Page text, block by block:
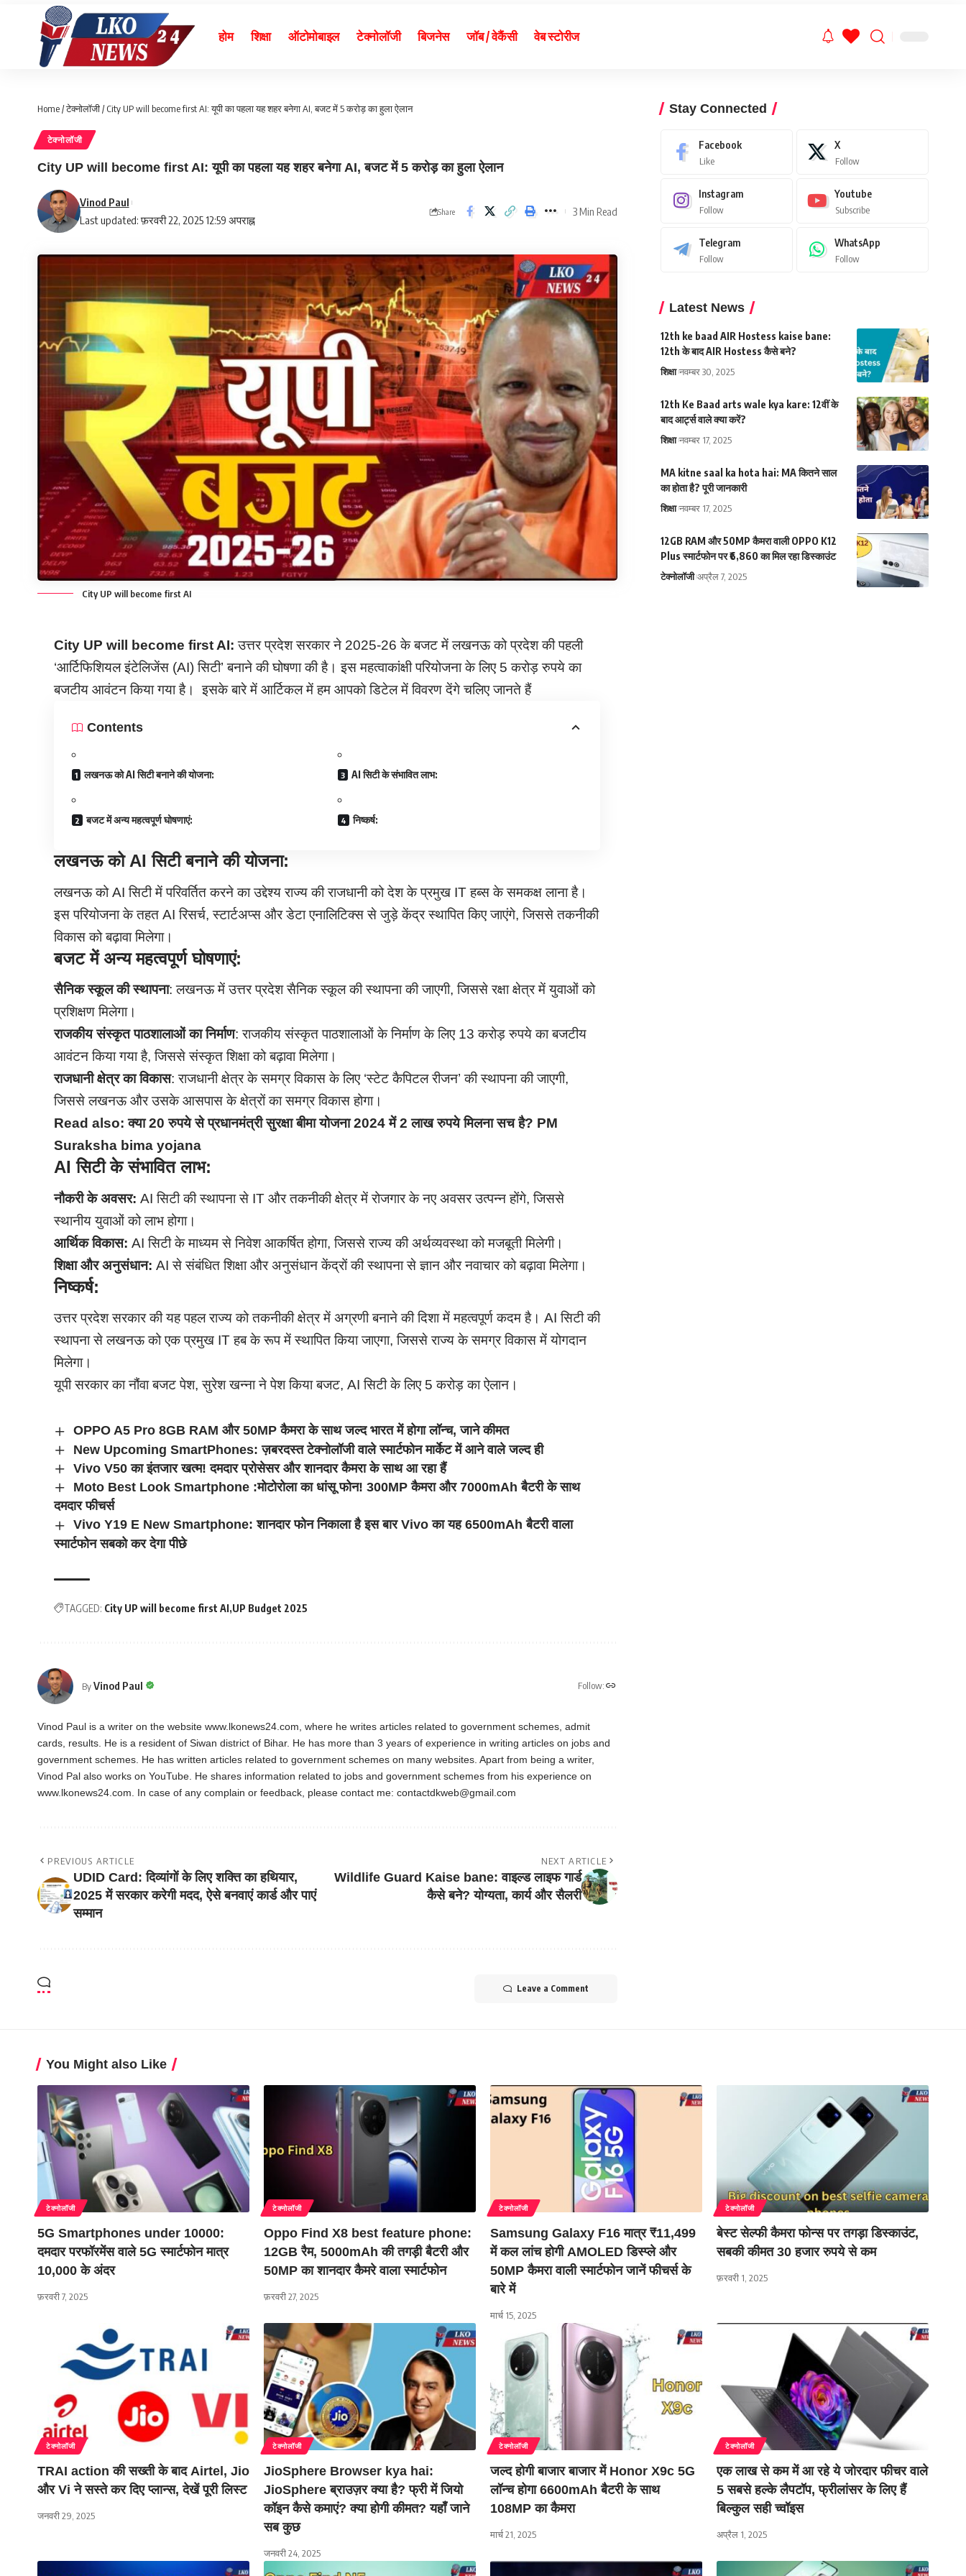
होम शिक्षा ऑटोमोबाइल टेक्नोलॉजी बिजनेस जॉब / वेकैंसी वेब स्टोरीज
Home/टेक्नोलॉजी/City UP will become first AI: यूपी का पहला यह शहर बनेगा AI, बजट में 5 करोड़ का हुला ऐलान
टेक्नोलॉजी
City UP will become first AI: यूपी का पहला यह शहर बनेगा AI, बजट में 5 करोड़ का हुला ऐलान
Last updated: फ़रवरी 22, 2025 12:59 अपराह्न
Vinod Paul
Share 3 Min Read
City UP will become first AI
City UP will become first AI:उत्तर प्रदेश सरकार ने 2025-26 के बजट में लखनऊ को प्रदेश की पहली
‘आर्टिफिशियल इंटेलिजेंस (AI) सिटी’ बनाने की घोषणा की है। इस महत्वाकांक्षी परियोजना के लिए 5 करोड़ रुपये का
बजटीय आवंटन किया गया है। इसके बारे में आर्टिकल में हम आपको डिटेल में विवरण देंगे चलिए जानते हैं
Contents
लखनऊ को AI सिटी बनाने की योजना:
बजट में अन्य महत्वपूर्ण घोषणाएं:
AI सिटी के संभावित लाभ:
निष्कर्ष:
लखनऊ को AI सिटी बनाने की योजना:
लखनऊ को AI सिटी में परिवर्तित करने का उद्देश्य राज्य की राजधानी को देश के प्रमुख IT हब्स के समकक्ष लाना है।
इस परियोजना के तहत AI रिसर्च, स्टार्टअप्स और डेटा एनालिटिक्स से जुड़े केंद्र स्थापित किए जाएंगे, जिससे तकनीकी
विकास को बढ़ावा मिलेगा।
बजट में अन्य महत्वपूर्ण घोषणाएं:
सैनिक स्कूल की स्थापना: लखनऊ में उत्तर प्रदेश सैनिक स्कूल की स्थापना की जाएगी, जिससे रक्षा क्षेत्र में युवाओं को
प्रशिक्षण मिलेगा।
राजकीय संस्कृत पाठशालाओं का निर्माण: राजकीय संस्कृत पाठशालाओं के निर्माण के लिए 13 करोड़ रुपये का बजटीय
आवंटन किया गया है, जिससे संस्कृत शिक्षा को बढ़ावा मिलेगा।
राजधानी क्षेत्र का विकास: राजधानी क्षेत्र के समग्र विकास के लिए ‘स्टेट कैपिटल रीजन’ की स्थापना की जाएगी,
जिससे लखनऊ और उसके आसपास के क्षेत्रों का समग्र विकास होगा।
Read also:क्या 20 रुपये से प्रधानमंत्री सुरक्षा बीमा योजना 2024 में 2 लाख रुपये मिलना सच है? PM
Suraksha bima yojana
AI सिटी के संभावित लाभ:
नौकरी के अवसर: AI सिटी की स्थापना से IT और तकनीकी क्षेत्र में रोजगार के नए अवसर उत्पन्न होंगे, जिससे
स्थानीय युवाओं को लाभ होगा।
आर्थिक विकास: AI सिटी के माध्यम से निवेश आकर्षित होगा, जिससे राज्य की अर्थव्यवस्था को मजबूती मिलेगी।
शिक्षा और अनुसंधान: AI से संबंधित शिक्षा और अनुसंधान केंद्रों की स्थापना से ज्ञान और नवाचार को बढ़ावा मिलेगा।
निष्कर्ष:
उत्तर प्रदेश सरकार की यह पहल राज्य को तकनीकी क्षेत्र में अग्रणी बनाने की दिशा में महत्वपूर्ण कदम है। AI सिटी की
स्थापना से लखनऊ को एक प्रमुख IT हब के रूप में स्थापित किया जाएगा, जिससे राज्य के समग्र विकास में योगदान
मिलेगा।
यूपी सरकार का नौंवा बजट पेश, सुरेश खन्ना ने पेश किया बजट, AI सिटी के लिए 5 करोड़ का ऐलान।
OPPO A5 Pro 8GB RAM और 50MP कैमरा के साथ जल्द भारत में होगा लॉन्च, जाने कीमत
New Upcoming SmartPhones: ज़बरदस्त टेक्नोलॉजी वाले स्मार्टफोन मार्केट में आने वाले जल्द ही
Vivo V50 का इंतजार खत्म! दमदार प्रोसेसर और शानदार कैमरा के साथ आ रहा हैं
Moto Best Look Smartphone :मोटोरोला का धांसू फोन! 300MP कैमरा और 7000mAh बैटरी के साथ
दमदार फीचर्स
Vivo Y19 E New Smartphone: शानदार फोन निकाला है इस बार Vivo का यह 6500mAh बैटरी वाला
स्मार्टफोन सबको कर देगा पीछे
TAGGED: City UP will become first AI UP Budget 2025
ByVinod Paul Follow:
Vinod Paul is a writer on the website www.lkonews24.com, where he writes articles related to government schemes, admit
cards, results. He is a resident of Siwan district of Bihar. He has more than 3 years of experience in writing articles on jobs and
government schemes. He has written articles related to government schemes on many websites. Apart from being a writer,
Vinod Pal also works on YouTube. He shares information related to jobs and government schemes from his experience on
www.lkonews24.com. In case of any complain or feedback, please contact me: contactdkweb@gmail.com
PREVIOUS ARTICLE
UDID Card: दिव्यांगों के लिए शक्ति का हथियार,
2025 में सरकार करेगी मदद, ऐसे बनवाएं कार्ड और पाएं
सम्मान
NEXT ARTICLE
Wildlife Guard Kaise bane: वाइल्ड लाइफ गार्ड
कैसे बने? योग्यता, कार्य और सैलरी
Leave a Comment
Stay Connected
Facebook
Like
X
Follow
Instagram
Follow
Youtube
Subscribe
Telegram
Follow
WhatsApp
Follow
Latest News
12th ke baad AIR Hostess kaise bane:
12th के बाद AIR Hostess कैसे बने?
शिक्षा नवम्बर 30, 2025
12th Ke Baad arts wale kya kare: 12वीं के
बाद आर्ट्स वाले क्या करें?
शिक्षा नवम्बर 17, 2025
MA kitne saal ka hota hai: MA कितने साल
का होता है? पूरी जानकारी
शिक्षा नवम्बर 17, 2025
12GB RAM और 50MP कैमरा वाली OPPO K12
Plus स्मार्टफोन पर ₹6,860 का मिल रहा डिस्काउंट
टेक्नोलॉजी अप्रैल 7, 2025
You Might also Like
टेक्नोलॉजी
5G Smartphones under 10000:
दमदार परफॉरमेंस वाले 5G स्मार्टफोन मात्र
10,000 के अंदर
फ़रवरी 7, 2025
टेक्नोलॉजी
Oppo Find X8 best feature phone:
12GB रैम, 5000mAh की तगड़ी बैटरी और
50MP का शानदार कैमरे वाला स्मार्टफोन
फ़रवरी 27, 2025
टेक्नोलॉजी
Samsung Galaxy F16 मात्र ₹11,499
में कल लांच होगी AMOLED डिस्प्ले और
50MP कैमरा वाली स्मार्टफोन जानें फीचर्स के
बारे में
मार्च 15, 2025
टेक्नोलॉजी
बेस्ट सेल्फी कैमरा फोन्स पर तगड़ा डिस्काउंट,
सबकी कीमत 30 हजार रुपये से कम
फ़रवरी 1, 2025
टेक्नोलॉजी
TRAI action की सख्ती के बाद Airtel, Jio
और Vi ने सस्ते कर दिए प्लान्स, देखें पूरी लिस्ट
जनवरी 29, 2025
टेक्नोलॉजी
JioSphere Browser kya hai:
JioSphere ब्राउज़र क्या है? फ्री में जियो
कॉइन कैसे कमाएं? क्या होगी कीमत? यहाँ जाने
सब कुछ
जनवरी 24, 2025
टेक्नोलॉजी
जल्द होगी बाजार बाजार में Honor X9c 5G
लॉन्च होगा 6600mAh बैटरी के साथ
108MP का कैमरा
मार्च 21, 2025
टेक्नोलॉजी
एक लाख से कम में आ रहे ये जोरदार फीचर वाले
5 सबसे हल्‍के लैपटॉप, फ्रीलांसर के ल‍िए हैं
ब‍िल्‍कुल सही च्‍वॉइस
अप्रैल 1, 2025